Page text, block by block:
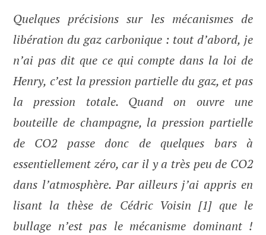
Quelques précisions sur les mécanismes de
libération du gaz carbonique : tout d’abord, je
n’ai pas dit que ce qui compte dans la loi de
Henry, c’est la pression partielle du gaz, et pas
la pression totale. Quand on ouvre une
bouteille de champagne, la pression partielle
de CO2 passe donc de quelques bars à
essentiellement zéro, car il y a très peu de CO2
dans l’atmosphère. Par ailleurs j’ai appris en
lisant la thèse de Cédric Voisin [1] que le
bullage n’est pas le mécanisme dominant !